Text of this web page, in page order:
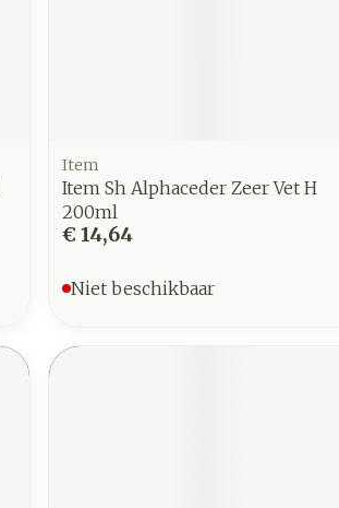
Item
Item Sh Alphaceder Zeer Vet H
200ml
€ 14,64
Niet beschikbaar